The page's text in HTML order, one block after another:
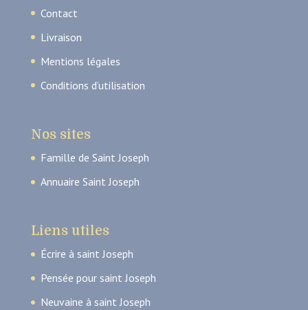
Contact
Livraison
Mentions légales
Conditions d’utilisation
Nos sites
Famille de Saint Joseph
Annuaire Saint Joseph
Liens utiles
Écrire à saint Joseph
Pensée pour saint Joseph
Neuvaine à saint Joseph